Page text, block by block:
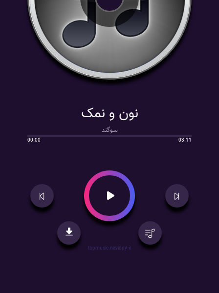
نون و نمک
سوگند
00:00 03:11
topmusic.navidpy.ir